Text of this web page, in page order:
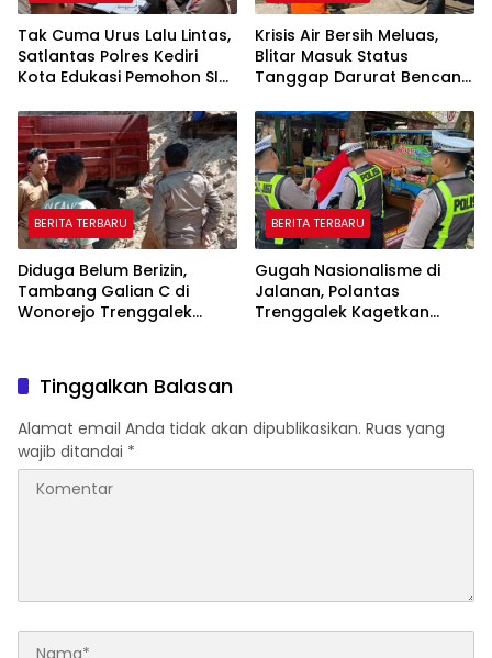
Tak Cuma Urus Lalu Lintas,
Satlantas Polres Kediri
Kota Edukasi Pemohon SIM
Pelatihan AI
Krisis Air Bersih Meluas,
Blitar Masuk Status
Tanggap Darurat Bencana
BERITA TERBARU
Diduga Belum Berizin,
Tambang Galian C di
Wonorejo Trenggalek
BERITA TERBARU
Gugah Nasionalisme di
Jalanan, Polantas
Trenggalek Kagetkan
Tinggalkan Balasan
Alamat email Anda tidak akan dipublikasikan. Ruas yang
wajib ditandai *